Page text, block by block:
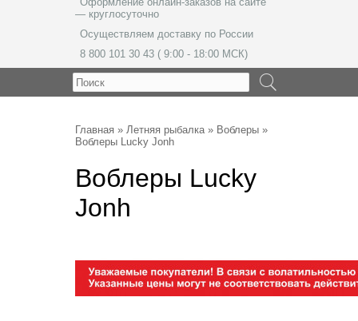
— круглосуточно
Осуществляем доставку по России
8 800 101 30 43 ( 9:00 - 18:00 МСК)
Главная » Летняя рыбалка» Воблеры »
Воблеры Lucky Jonh
Воблеры Lucky
Jonh